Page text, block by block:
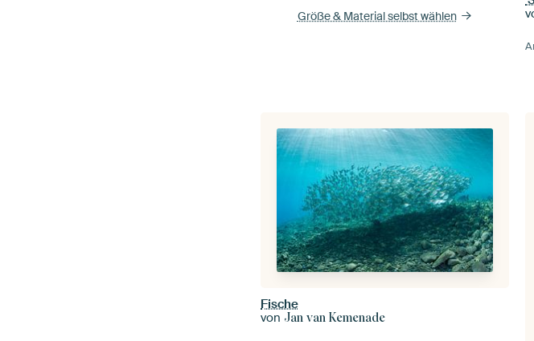
Größe & Material selbst wählen
Fische
von Jan van Kemenade